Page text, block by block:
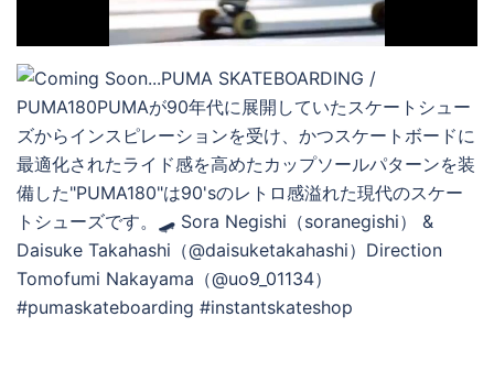
オ
を
再
生